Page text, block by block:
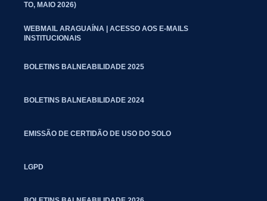
TO, MAIO 2026)
WEBMAIL ARAGUAÍNA | ACESSO AOS E-MAILS
INSTITUCIONAIS
BOLETINS BALNEABILIDADE 2025
BOLETINS BALNEABILIDADE 2024
EMISSÃO DE CERTIDÃO DE USO DO SOLO
LGPD